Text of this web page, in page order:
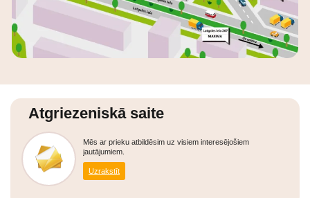
Atgriezeniskā saite
Mēs ar prieku atbildēsim uz visiem interesējošiem
jautājumiem.
Uzrakstīt